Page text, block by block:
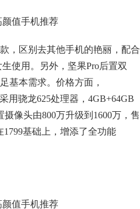
，区别去其他手机的艳丽，配合
使用。另外，坚果Pro后置双
基本需求。价格方面，
用骁龙625处理器，4GB+64GB
像头由800万升级到1600万，售
1799基础上，增添了全功能